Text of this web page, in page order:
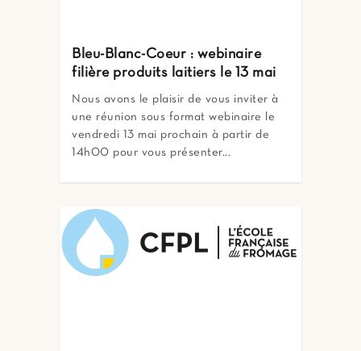
Bleu-Blanc-Coeur : webinaire
filière produits laitiers le 13 mai
Nous avons le plaisir de vous inviter à
une réunion sous format webinaire le
vendredi 13 mai prochain à partir de
14h00 pour vous présenter...